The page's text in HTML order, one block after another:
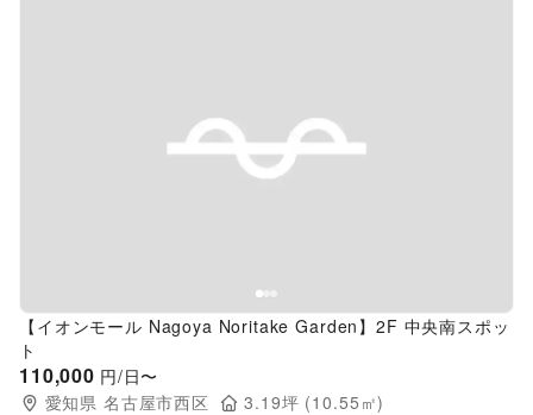
Previous slide
【イオンモール Nagoya Noritake Garden】2F 中央南スポッ
ト
110,000 円/日〜
愛知県 名古屋市西区 3.19坪 (10.55 ㎡)